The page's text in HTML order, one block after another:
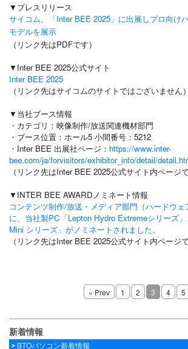
▼プレスリリース
サイコム、「Inter BEE 2025」に出展しプロ向け
モデルを展示
（リンク先はPDFです）
▼Inter BEE 2025公式サイト
Inter BEE 2025
（リンク先はサイコムのサイトではございません）
▼当社ブース情報
・カテゴリ：映像制作/放送関連機材部門
・ブース位置：ホール5 小間番号：5212
・Inter BEE 出展社ページ： https://www.inter-
bee.com/ja/forvisitors/exhibitor_info/detail/
（リンク先はInter BEE 2025公式サイト内ページで
▼INTER BEE AWARDノミネート情報
コンテンツ制作/放送・メディア部門（ハードウェ
に、当社製PC「Lepton Hydro Extremeシリーズ
Mini シリーズ」がノミネートされました。
（リンク先はInter BEE 2025公式サイト内ページで
« Prev 1 2 3 4 5
新着情報
BTOパソコン新着情報